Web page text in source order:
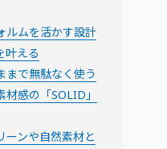
ルムを活かす設計
叶える
まで無駄なく使う
感の「SOLID」
ーンや自然素材と